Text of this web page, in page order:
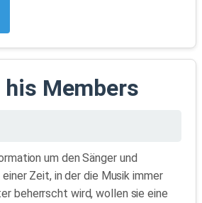
his Members
um den Sänger und
Zeit, in der die Musik immer
beherrscht wird, wollen sie eine